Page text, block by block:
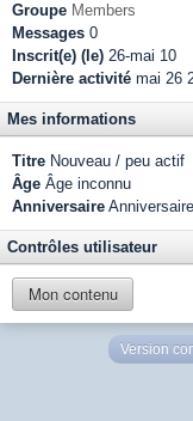
Groupe Members
Messages 0
Inscrit(e) (le) 26-mai 10
Dernière activité mai 26
Mes informations
Titre Nouveau / peu actif
Âge Âge inconnu
Anniversaire
Contrôles utilisateur
Mon contenu
Version